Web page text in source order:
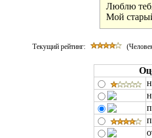
Люблю
Мой
Текущий рейтинг: